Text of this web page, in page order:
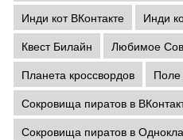
Инди кот ВКонтакте
Инди
Квест Билайн
Любимое
Планета кроссвордов
Поле
Сокровища пиратов в
Сокровища пиратов в